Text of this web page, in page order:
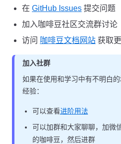
在 GitHub Issues 提交问题
加入咖啡豆社区交流群讨论
访问 咖啡豆文档网站 获取
加入社群
如果在使用和学习中有不明白
经验：
可以查看进阶用法
可以加群和大家聊聊，加微
的咖啡豆，然后进群